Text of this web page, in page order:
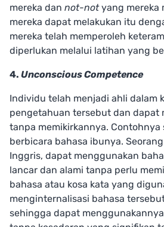
mereka dan not-notyang mereka
mereka dapat melakukan itu
mereka telah memperoleh
diperlukan melalui latihan yang
4. Unconscious Competence
Individu telah menjadi ahli dalam
pengetahuan tersebut dan dapat
tanpa memikirkannya. Contohnya
berbicara bahasa ibunya.
Inggris, dapat menggunakan
lancar dan alami tanpa perlu
bahasa atau kosa kata yang
menginternalisasi bahasa
sehingga dapat